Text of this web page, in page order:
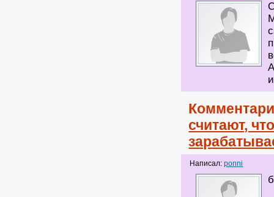
считают,
Написал:ponni